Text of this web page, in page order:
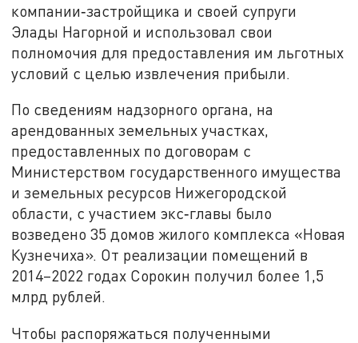
компании‑застройщика и своей супруги
Элады Нагорной и использовал свои
полномочия для предоставления им льготных
условий с целью извлечения прибыли.
По сведениям надзорного органа, на
арендованных земельных участках,
предоставленных по договорам с
Министерством государственного имущества
и земельных ресурсов Нижегородской
области, с участием экс‑главы было
возведено 35 домов жилого комплекса «Новая
Кузнечиха». От реализации помещений в
2014–2022 годах Сорокин получил более 1,5
млрд рублей.
Чтобы распоряжаться полученными